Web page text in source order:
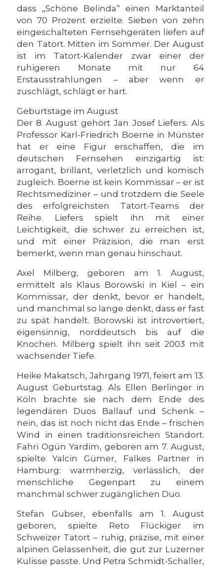
dass „Schöne Belinda“ einen Marktanteil
von 70 Prozent erzielte. Sieben von zehn
eingeschalteten Fernsehgeräten liefen auf
den Tatort. Mitten im Sommer. Der August
ist im Tatort-Kalender zwar einer der
ruhigeren Monate mit nur 64
Erstausstrahlungen – aber wenn er
zuschlägt, schlägt er hart.
Geburtstage im August
Der 8. August gehört Jan Josef Liefers. Als
Professor Karl-Friedrich Boerne in Münster
hat er eine Figur erschaffen, die im
deutschen Fernsehen einzigartig ist:
arrogant, brillant, verletzlich und komisch
zugleich. Boerne ist kein Kommissar – er ist
Rechtsmediziner – und trotzdem die Seele
des erfolgreichsten Tatort-Teams der
Reihe. Liefers spielt ihn mit einer
Leichtigkeit, die schwer zu erreichen ist,
und mit einer Präzision, die man erst
bemerkt, wenn man genau hinschaut.
Axel Milberg, geboren am 1. August,
ermittelt als Klaus Borowski in Kiel – ein
Kommissar, der denkt, bevor er handelt,
und manchmal so lange denkt, dass er fast
zu spät handelt. Borowski ist introvertiert,
eigensinnig, norddeutsch bis auf die
Knochen. Milberg spielt ihn seit 2003 mit
wachsender Tiefe.
Heike Makatsch, Jahrgang 1971, feiert am 13.
August Geburtstag. Als Ellen Berlinger in
Köln brachte sie nach dem Ende des
legendären Duos Ballauf und Schenk –
nein, das ist noch nicht das Ende – frischen
Wind in einen traditionsreichen Standort.
Fahri Ogün Yardim, geboren am 7. August,
spielte Yalcin Gümer, Falkes Partner in
Hamburg: warmherzig, verlässlich, der
menschliche Gegenpart zu einem
manchmal schwer zugänglichen Duo.
Stefan Gubser, ebenfalls am 1. August
geboren, spielte Reto Flückiger im
Schweizer Tatort – ruhig, präzise, mit einer
alpinen Gelassenheit, die gut zur Luzerner
Kulisse passte. Und Petra Schmidt-Schaller,